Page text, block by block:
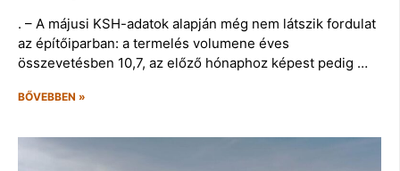
. – A májusi KSH-adatok alapján még nem látszik fordulat
az építőiparban: a termelés volumene éves
összevetésben 10,7, az előző hónaphoz képest pedig …
BŐVEBBEN »